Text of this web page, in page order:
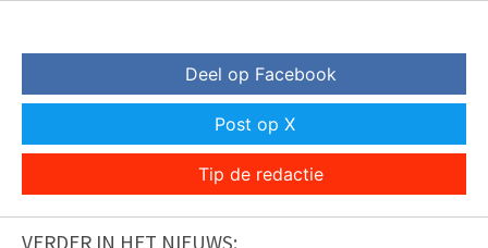
Deel op Facebook
Post op X
Tip de redactie
VERDER IN HET NIEUWS: